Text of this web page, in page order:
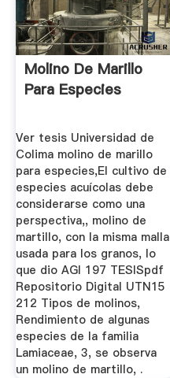
Molino De Marillo
Para Especies
Ver tesis Universidad de
Colima molino de marillo
para especies,El cultivo de
especies acuícolas debe
considerarse como una
perspectiva,, molino de
martillo, con la misma malla
usada para los granos, lo
que dio AGI 197 TESISpdf
Repositorio Digital UTN15
212 Tipos de molinos,
Rendimiento de algunas
especies de la familia
Lamiaceae, 3, se observa
un molino de martillo, .